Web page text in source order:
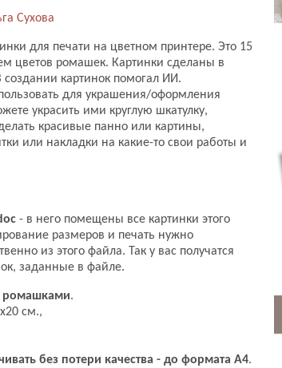
Сухова
для печати на цветном принтере. Это 15
цветов ромашек. Картинки сделаны в
картинок помогал ИИ.
для украшения/оформления
украсить ими круглую шкатулку,
красивые панно или картины,
или накладки на какие-то свои работы и
- в него помещены все картинки этого
размеров и печать нужно
из этого файла. Так у вас получатся
заданные в файле.
ромашками.
см.,
без потери качества - до формата А4.